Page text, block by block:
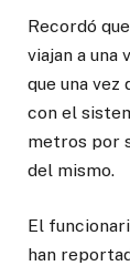
Recordó
viajan a una
que una vez
con el
metros por
del mismo.
El
han